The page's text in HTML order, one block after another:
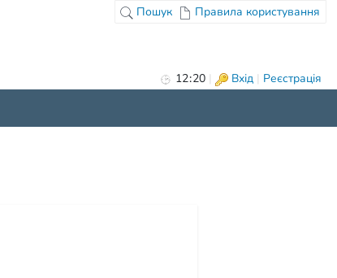
Пошук Правила користування
12:20 | Вхід| Реєстрація